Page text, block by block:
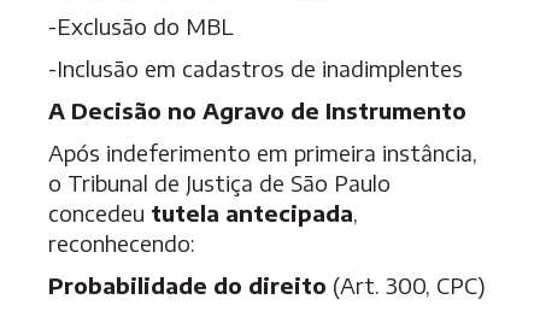
-Exclusão do MBL
-Inclusão em cadastros de inadimplentes
A Decisão no Agravo de Instrumento
Após indeferimento em primeira instância,
o Tribunal de Justiça de São Paulo
concedeu tutela antecipada,
reconhecendo:
Probabilidade do direito (Art. 300, CPC)